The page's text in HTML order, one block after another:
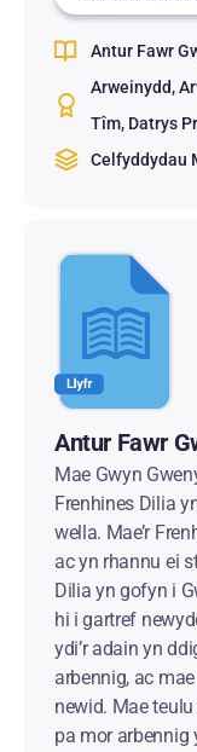
Antur Fawr
Arweinydd
Tîm Datrys
Celfyddydau
Antur Fawr
Mae Gwyn
Frenhines Dilia
wella. Mae’r
ac yn rhannu ei
Dilia yn gofyn i
hi i gartref
ydi’r adain yn
arbennig, ac
newid. Mae
pa mor arbennig